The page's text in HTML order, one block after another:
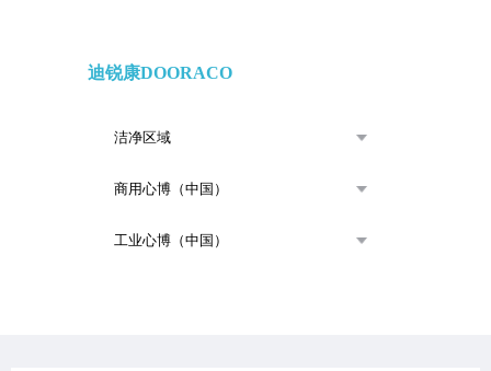
迪锐康DOORACO